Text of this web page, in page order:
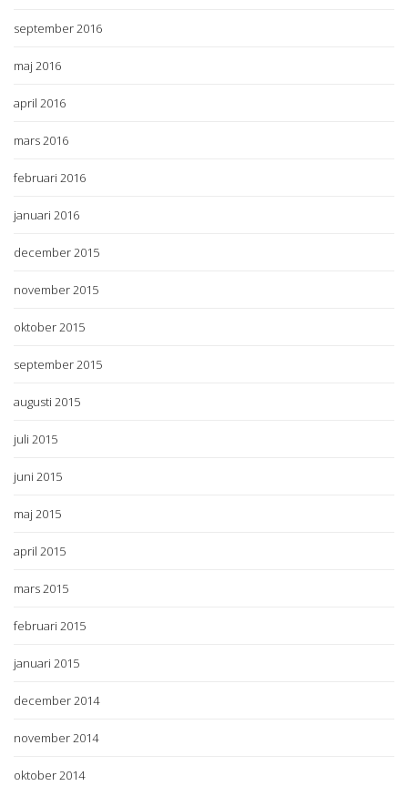
september 2016
maj 2016
april 2016
mars 2016
februari 2016
januari 2016
december 2015
november 2015
oktober 2015
september 2015
augusti 2015
juli 2015
juni 2015
maj 2015
april 2015
mars 2015
februari 2015
januari 2015
december 2014
november 2014
oktober 2014